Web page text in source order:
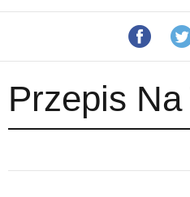
Przepis